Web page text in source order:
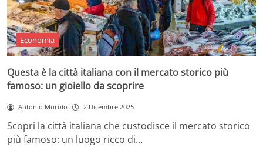
Economia
Questa è la città italiana con il mercato storico più
famoso: un gioiello da scoprire
Antonio Murolo 2 Dicembre 2025
Scopri la città italiana che custodisce il mercato storico
più famoso: un luogo ricco di…